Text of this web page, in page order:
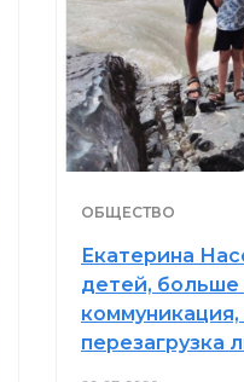
ОБЩЕСТВО
Екатерина
детей, больше
перезагрузка